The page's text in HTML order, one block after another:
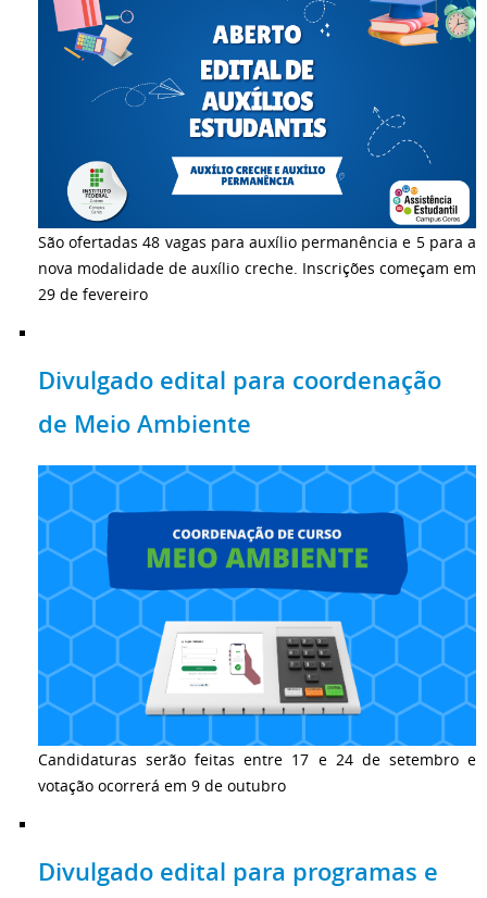
São ofertadas 48 vagas para auxílio permanência e 5 para a
nova modalidade de auxílio creche. Inscrições começam em
29 de fevereiro
Divulgado edital para coordenação
de Meio Ambiente
Candidaturas serão feitas entre 17 e 24 de setembro e
votação ocorrerá em 9 de outubro
Divulgado edital para programas e